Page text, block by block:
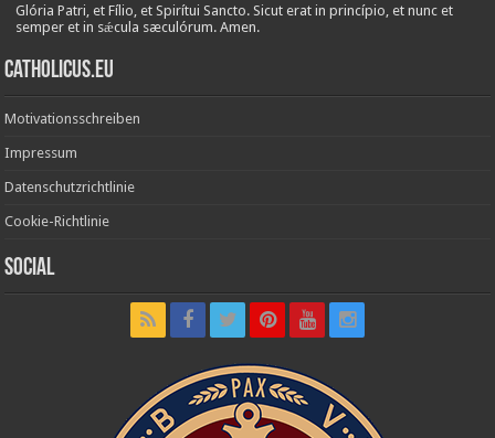
Glória Patri, et Fílio, et Spirítui Sancto. Sicut erat in princípio, et nunc et
semper et in sǽcula sæculórum. Amen.
Catholicus.eu
Motivationsschreiben
Impressum
Datenschutzrichtlinie
Cookie-Richtlinie
Social